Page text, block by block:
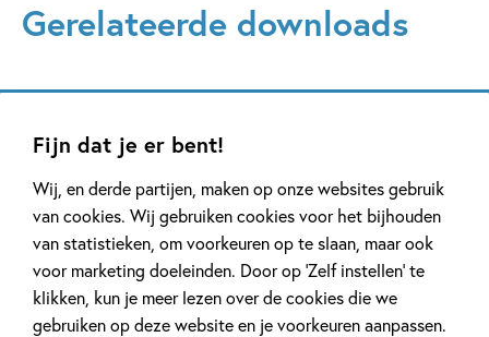
Fijn dat je er bent!
Wij, en derde partijen, maken op onze websites gebruik
van cookies. Wij gebruiken cookies voor het bijhouden
van statistieken, om voorkeuren op te slaan, maar ook
voor marketing doeleinden. Door op ‘Zelf instellen’ te
klikken, kun je meer lezen over de cookies die we
gebruiken op deze website en je voorkeuren aanpassen.
Gerelateerde downloads